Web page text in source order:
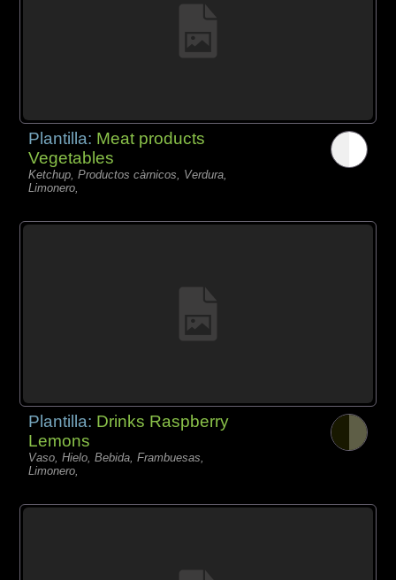
Plantilla: Meat products
Vegetables
Ketchup, Productos càrnicos, Verdura,
Limonero,
Plantilla: Drinks Raspberry
Lemons
Vaso, Hielo, Bebida, Frambuesas,
Limonero,